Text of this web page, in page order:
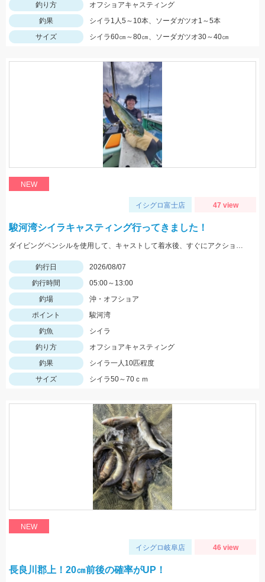
釣り方
オフショアキャスティング
釣果
シイラ1人5～10本、ソーダガツオ1～5本
サイズ
シイラ60㎝～80㎝、ソーダガツオ30～40㎝
NEW
イシグロ富士店 47 view
駿河湾シイラキャスティング行ってきました！
ダイビングペンシルを使用して、キャストして着水後、すぐにアクションを始めると見切られ難く、ヒット率が上がります。
釣行日
2026/08/07
釣行時間
05:00～13:00
釣場
沖・オフショア
ポイント
駿河湾
釣魚
シイラ
釣り方
オフショアキャスティング
釣果
シイラ一人10匹程度
サイズ
シイラ50～70ｃｍ
NEW
イシグロ岐阜店 46 view
長良川郡上！20㎝前後の確率がUP！